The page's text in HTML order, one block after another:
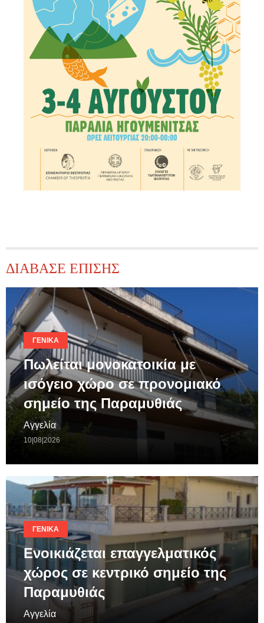
ΔΙΑΒΑΣΕ ΕΠΙΣΗΣ
ΓΕΝΙΚΆ
Πωλείται μονοκατοικία με
ισόγειο χώρο σε προνομιακό
σημείο της Παραμυθιάς
Αγγελία
10|08|2026
ΓΕΝΙΚΆ
Ενοικιάζεται επαγγελματικός
χώρος σε κεντρικό σημείο της
Παραμυθιάς
Αγγελία